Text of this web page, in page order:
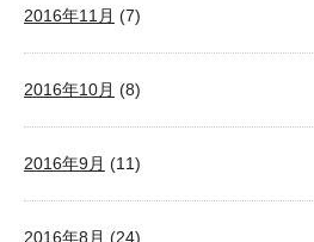
2016年11月 (7)
2016年10月 (8)
2016年9月 (11)
2016年8月 (24)